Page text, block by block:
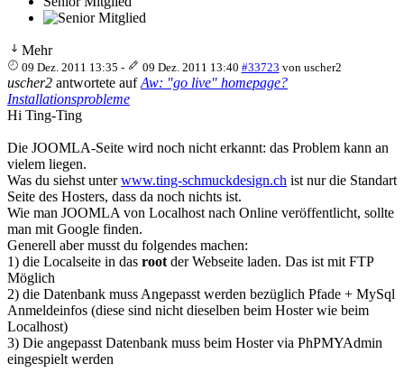
Mehr
09 Dez. 2011 13:35 - 09 Dez. 2011 13:40 #33723 von uscher2
uscher2 antwortete aufAw: "go live" homepage?
Installationsprobleme
Hi Ting-Ting
Die JOOMLA-Seite wird noch nicht erkannt: das Problem kann an
vielem liegen.
Was du siehst unterwww.ting-schmuckdesign.ch ist nur die Standart
Seite des Hosters, dass da noch nichts ist.
Wie man JOOMLA von Localhost nach Online veröffentlicht, sollte
man mit Google finden.
Generell aber musst du folgendes machen:
1) die Localseite in das root der Webseite laden. Das ist mit FTP
Möglich
2) die Datenbank muss Angepasst werden bezüglich Pfade + MySql
Anmeldeinfos (diese sind nicht dieselben beim Hoster wie beim
Localhost)
3) Die angepasst Datenbank muss beim Hoster via PhPMYAdmin
eingespielt werden